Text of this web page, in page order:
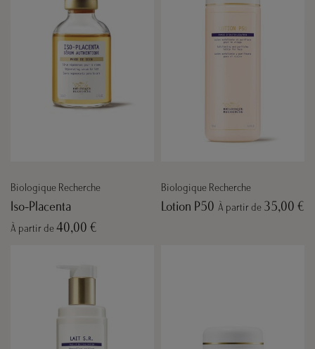
Biologique Recherche
Iso-Placenta
À partir de40,00 €
Biologique Recherche
Lotion P50 À partir de 35,00 €